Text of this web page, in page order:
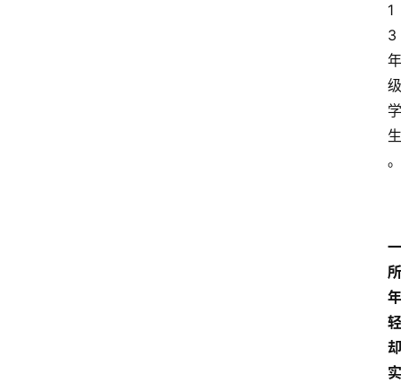
1
3
年
级
学
生
。
一
所
年
轻
却
实